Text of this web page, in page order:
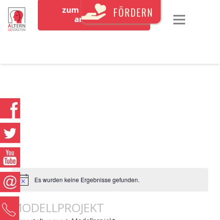
zum Newsletter
anmeldenFÖRDERN
Es wurden keine Ergebnisse gefunden.
MODELLPROJEKT